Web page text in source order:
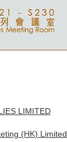
LIMITED
(HK) Limited